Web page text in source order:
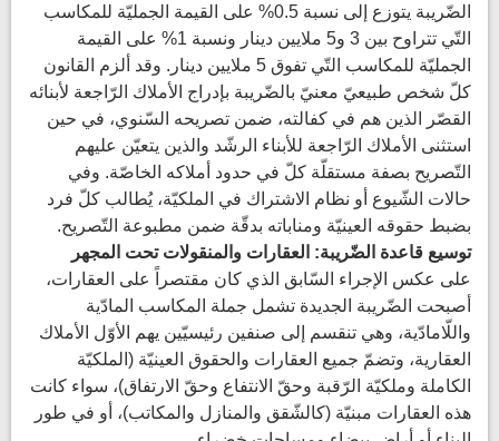
الضّريبة يتوزع إلى نسبة 0.5% على القيمة الجمليّة للمكاسب
التّي تتراوح بين 3 و5 ملايين دينار ونسبة 1% على القيمة
الجمليّة للمكاسب التّي تفوق 5 ملايين دينار. وقد ألزم القانون
كلّ شخص طبيعيّ معنيّ بالضّريبة بإدراج الأملاك الرّاجعة لأبنائه
القصّر الذين هم في كفالته، ضمن تصريحه السّنوي، في حين
استثنى الأملاك الرّاجعة للأبناء الرشّد والذين يتعيّن عليهم
التّصريح بصفة مستقلّة كلّ في حدود أملاكه الخاصّة. وفي
حالات الشّيوع أو نظام الاشتراك في الملكيّة، يُطالب كلّ فرد
بضبط حقوقه العينيّة ومناباته بدقّة ضمن مطبوعة التّصريح.
توسيع قاعدة الضّريبة: العقارات والمنقولات تحت المجهر
على عكس الإجراء السّابق الذي كان مقتصراً على العقارات،
أصبحت الضّريبة الجديدة تشمل جملة المكاسب المادّية
واللّامادّية، وهي تنقسم إلى صنفين رئيسيّين يهم الأوّل الأملاك
العقارية، وتضمّ جميع العقارات والحقوق العينيّة (الملكيّة
الكاملة وملكيّة الرّقبة وحقّ الانتفاع وحقّ الارتفاق)، سواء كانت
هذه العقارات مبنيّة (كالشّقق والمنازل والمكاتب)، أو في طور